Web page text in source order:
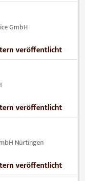
GmbH
veröffentlicht
veröffentlicht
Nürtingen
veröffentlicht